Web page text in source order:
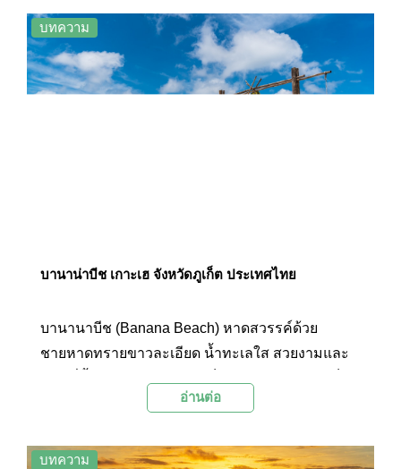
บทความ
บานาน่าบีช เกาะเฮ จังหวัดภูเก็ต ประเทศไทย
บานานาบีช (Banana Beach) หาดสวรรค์ด้วย
ชายหาดทรายขาวละเอียด น้ำทะเลใส สวยงามและ
อ่านต่อ
บทความ